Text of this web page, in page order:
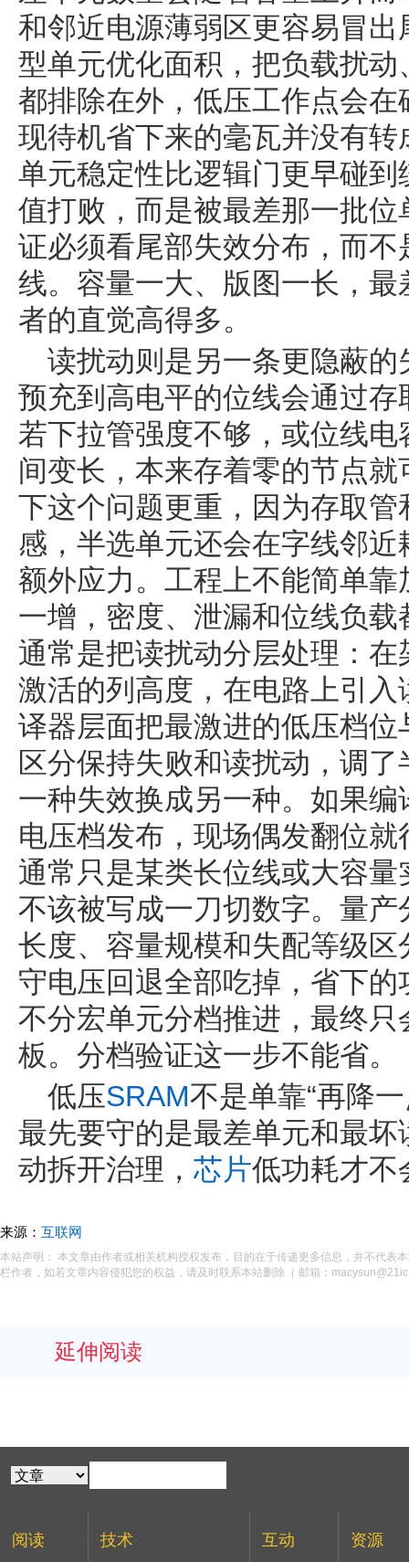
和邻近电源薄弱区更容易冒
型单元优化面积，把负载扰
都排除在外，低压工作点会
现待机省下来的毫瓦并没有
单元稳定性比逻辑门更早碰
值打败，而是被最差那一批
证必须看尾部失效分布，而
线。容量一大、版图一长，
者的直觉高得多。
读扰动则是另一条更隐蔽
预充到高电平的位线会通过
若下拉管强度不够，或位线
间变长，本来存着零的节点
下这个问题更重，因为存取
感，半选单元还会在字线邻
额外应力。工程上不能简单
一增，密度、泄漏和位线负
通常是把读扰动分层处理：
激活的列高度，在电路上引
译器层面把最激进的低压档
区分保持失败和读扰动，调
一种失效换成另一种。如果
电压档发布，现场偶发翻位
通常只是某类长位线或大容
不该被写成一刀切数字。量
长度、容量规模和失配等级
守电压回退全部吃掉，省下
不分宏单元分档推进，最终
板。分档验证这一步不能省。
低压SRAM不是单靠“再降
最先要守的是最差单元和最
动拆开治理， 芯片低功耗才不
来源： 互联网
本站声明： 本文章由作者或相关机构授权发布，目的在于传递更多信息，并不代表
栏作者，如若文章内容侵犯您的权益，请及时联系本站删除（ 邮箱：
延伸阅读
阅读 技术 互动 资源